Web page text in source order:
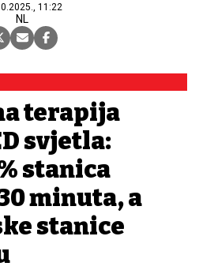
11:22
NL
terapija
svjetla:
stanica
minuta, a
stanice